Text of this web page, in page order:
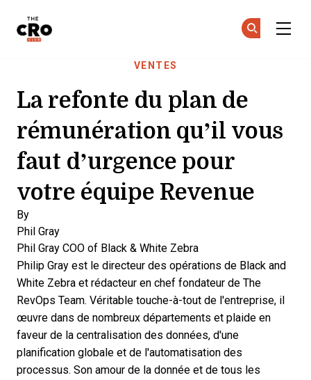
VENTES
La refonte du plan de
rémunération qu’il vous
faut d’urgence pour
votre équipe Revenue
By
Phil Gray
Phil Gray COO of Black & White Zebra
Philip Gray est le directeur des opérations de Black and
White Zebra et rédacteur en chef fondateur de The
RevOps Team. Véritable touche-à-tout de l'entreprise, il
œuvre dans de nombreux départements et plaide en
faveur de la centralisation des données, d'une
planification globale et de l'automatisation des
processus. Son amour de la donnée et de tous les